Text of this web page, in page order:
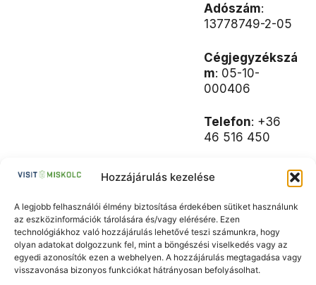
Hozzájárulás kezelése
A legjobb felhasználói élmény biztosítása érdekében sütiket használunk
az eszközinformációk tárolására és/vagy elérésére. Ezen
technológiákhoz való hozzájárulás lehetővé teszi számunkra, hogy
olyan adatokat dolgozzunk fel, mint a böngészési viselkedés vagy az
egyedi azonosítók ezen a webhelyen. A hozzájárulás megtagadása vagy
visszavonása bizonyos funkciókat hátrányosan befolyásolhat.
Adószám:
13778749-2-05
Cégjegyzékszá
m: 05-10-
000406
Telefon: +36
46 516 450
webadmin@mis
kolcholding.hu